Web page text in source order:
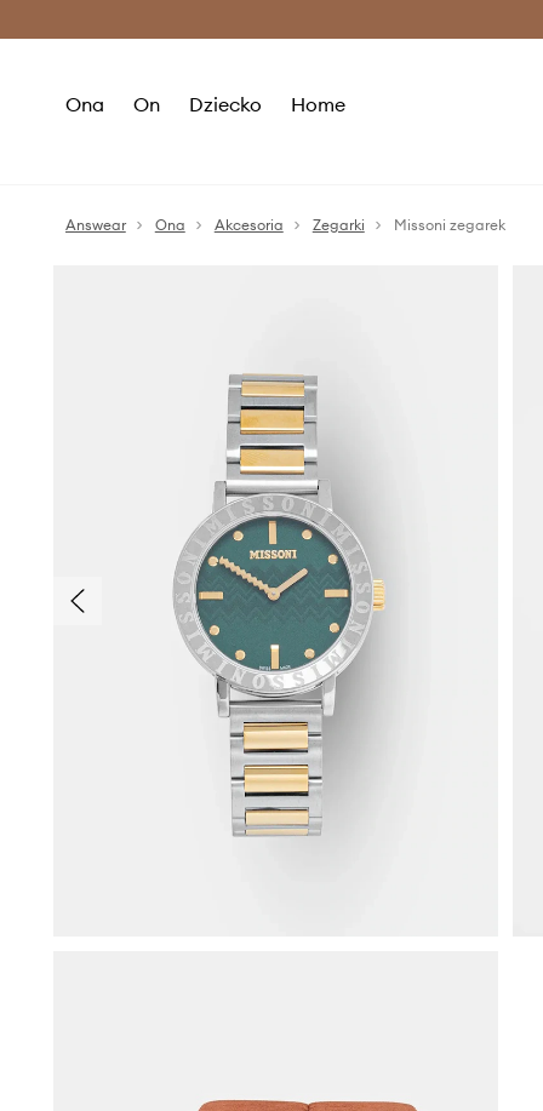
Ona On Dziecko Home
Answear Ona Akcesoria Zegarki Missoni zegarek